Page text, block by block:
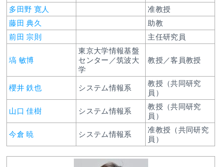
多田野 寛人
准教授
藤田 典久
助教
前田 宗則
主任研究員
塙 敏博
東京大学情報基盤
センター／筑波大
学
教授／客員教授
櫻井 鉄也 システム情報系
教授（共同研究
員）
山口 佳樹 システム情報系
教授（共同研究
員）
今倉 暁 システム情報系
准教授（共同研究
員）